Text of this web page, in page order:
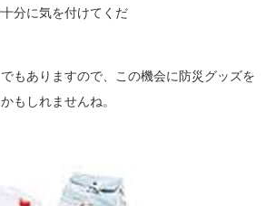
分に気を付けてくだ
でもありますので、この機会に防災グッズを
もしれませんね。